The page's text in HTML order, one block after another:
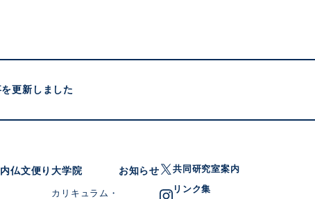
更新しました
仏文便り大学院
カリキュラム・
お知らせ
共同研究室案内
リンク集